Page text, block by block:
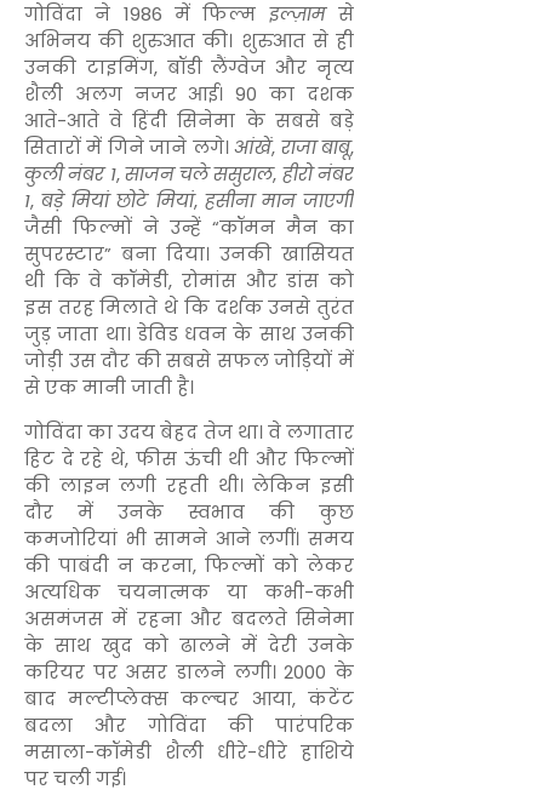
गोविंदा ने 1986 में फिल्म इल्ज़ामसे
अभिनय की शुरुआत की। शुरुआत से ही
उनकी टाइमिंग, बॉडी लैंग्वेज और नृत्य
शैली अलग नजर आई। 90 का दशक
आते-आते वे हिंदी सिनेमा के सबसे बड़े
सितारों में गिने जाने लगे।आंखें, राजा बाबू,
कुली नंबर 1,साजन चले ससुराल, हीरो नंबर
1,बड़े मियां छोटे मियां, हसीना मान जाएगी
जैसी फिल्मों ने उन्हें “कॉमन मैन का
सुपरस्टार” बना दिया। उनकी खासियत
थी कि वे कॉमेडी, रोमांस और डांस को
इस तरह मिलाते थे कि दर्शक उनसे तुरंत
जुड़ जाता था। डेविड धवन के साथ उनकी
जोड़ी उस दौर की सबसे सफल जोड़ियों में
से एक मानी जाती है।
गोविंदा का उदय बेहद तेज था। वे लगातार
हिट दे रहे थे, फीस ऊंची थी और फिल्मों
की लाइन लगी रहती थी। लेकिन इसी
दौर में उनके स्वभाव की कुछ
कमजोरियां भी सामने आने लगीं। समय
की पाबंदी न करना, फिल्मों को लेकर
अत्यधिक चयनात्मक या कभी-कभी
असमंजस में रहना और बदलते सिनेमा
के साथ खुद को ढालने में देरी उनके
करियर पर असर डालने लगी। 2000 के
बाद मल्टीप्लेक्स कल्चर आया, कंटेंट
बदला और गोविंदा की पारंपरिक
मसाला-कॉमेडी शैली धीरे-धीरे हाशिये
पर चली गई।